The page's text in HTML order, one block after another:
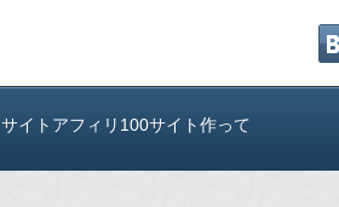
サイトアフィリ100サイト作って